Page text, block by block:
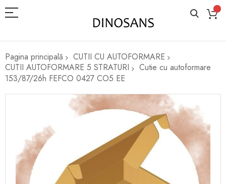
Pagina principală
CUTII CU AUTOFORMARE
CUTII AUTOFORMARE 5 STRATURI
Cutie cu autoformare
153/87/26h FEFCO 0427 CO5 EE
images
gallery